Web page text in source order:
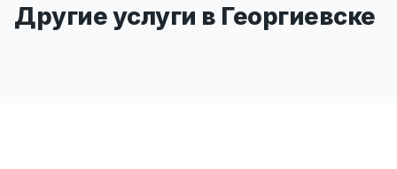
Другие услуги в Георгиевске